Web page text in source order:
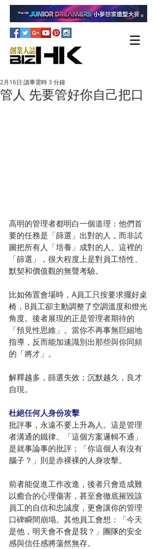
管人 先要管好你自己把口
2月16日 讀畢需時 3 分鐘
高明的管理者都明白一個道理：他們首
要的任務是「篩選」出對的人，而非試
圖把所有人「培養」成對的人。這裡的
「篩選」，很大程度上是對員工悟性、
默契和價值觀的無聲考驗。
比如佈置會場時，A員工只按要求擺好桌
椅，B員工卻主動調整了空調溫度和燈光
角度。後者展現的正是管理者期待的
「預見性思維」。當你不再事無巨細地
指導，反而能加速識別出那些與你同頻
的「將才」。
解釋越多，篩選失效；沉默越久，良才
自現。
杜絕任何人身份攻擊
批評事，永遠不要上升為人。這是管理
者溝通的鐵律。「這個方案邏輯不通」
是就事論事的批評；「你這個人有沒有
腦子？」則是赤裸裸的人身攻擊。
前者能促進工作改進，後者只會造成難
以癒合的心理傷害，甚至會徹底摧毀該
員工的自信和忠誠度，更會讓你的管理
口碑瞬間崩塌。其他員工會想：「今天
是他，明天會不會是我？」團隊的安全
感與信任感將蕩然無存。